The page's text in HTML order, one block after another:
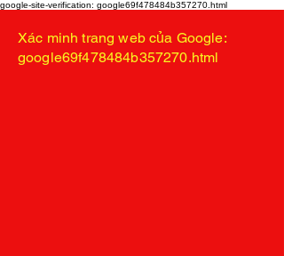
google-site-verification: google69f478484b357270.html
Xác minh trang web của Google:
google69f478484b357270.html